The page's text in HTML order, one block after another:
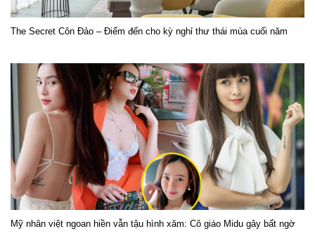
The Secret Côn Đảo – Điểm đến cho kỳ nghỉ thư thái mùa cuối năm
Mỹ nhân việt ngoan hiền vẫn tậu hình xăm: Cô giáo Midu gây bất ngờ